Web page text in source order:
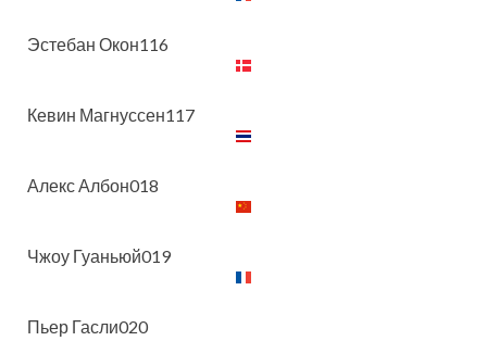
Эстебан Окон116
Кевин Магнуссен117
Алекс Албон018
Чжоу Гуаньюй019
Пьер Гасли020